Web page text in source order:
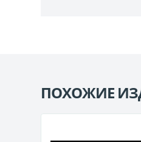
ПОХОЖИЕ